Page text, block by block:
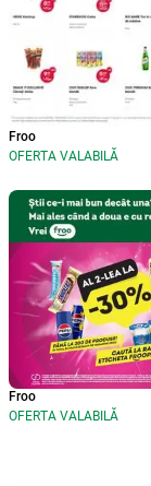
Froo
OFERTA VALABILĂ
Froo
OFERTA VALABILĂ